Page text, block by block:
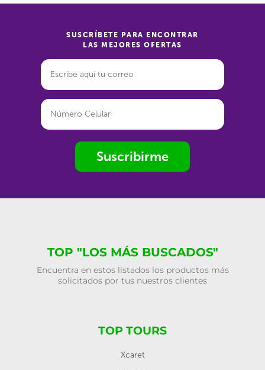
SUSCRÍBETE PARA ENCONTRAR
LAS MEJORES OFERTAS
Suscribirme
TOP "LOS MÁS BUSCADOS"
Encuentra en estos listados los productos más
solicitados por tus nuestros clientes
TOP TOURS
Xcaret